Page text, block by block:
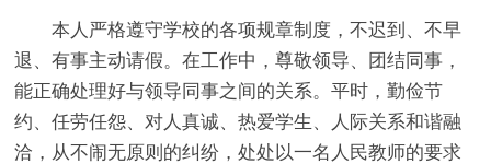
本人严格遵守学校的各项规章制度，不迟到、不早
退、有事主动请假。在工作中，尊敬领导、团结同事，
能正确处理好与领导同事之间的关系。平时，勤俭节
约、任劳任怨、对人真诚、热爱学生、人际关系和谐融
洽，从不闹无原则的纠纷，处处以一名人民教师的要求